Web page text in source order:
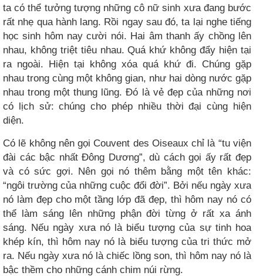
ta có thể tưởng tượng những cô nữ sinh xưa đang bước
rất nhẹ qua hành lang. Rồi ngay sau đó, ta lại nghe tiếng
học sinh hôm nay cười nói. Hai âm thanh ấy chồng lên
nhau, không triệt tiêu nhau. Quá khứ không đẩy hiện tại
ra ngoài. Hiện tại không xóa quá khứ đi. Chúng gặp
nhau trong cùng một không gian, như hai dòng nước gặp
nhau trong một thung lũng. Đó là vẻ đẹp của những nơi
có lịch sử: chúng cho phép nhiều thời đại cùng hiện
diện.
Có lẽ không nên gọi Couvent des Oiseaux chỉ là “tu viện
đài các bậc nhất Đông Dương”, dù cách gọi ấy rất đẹp
và có sức gợi. Nên gọi nó thêm bằng một tên khác:
“ngôi trường của những cuộc đổi đời”. Bởi nếu ngày xưa
nó làm đẹp cho một tầng lớp đã đẹp, thì hôm nay nó có
thể làm sáng lên những phận đời từng ở rất xa ánh
sáng. Nếu ngày xưa nó là biểu tượng của sự tinh hoa
khép kín, thì hôm nay nó là biểu tượng của tri thức mở
ra. Nếu ngày xưa nó là chiếc lồng son, thì hôm nay nó là
bậc thềm cho những cánh chim núi rừng.